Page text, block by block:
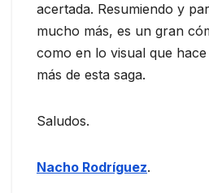
acertada. Resumiendo y
mucho más, es un gran
como en lo visual que
más de esta saga.
Saludos.
Nacho Rodríguez.